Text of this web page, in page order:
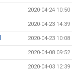
2020-04-24 10:50
2020-04-23 14:39
2020-04-23 10:08
2020-04-08 09:52
2020-04-03 12:39